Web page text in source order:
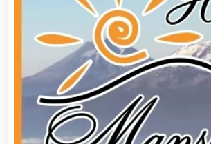
Alquiler de Trajes de Etiqueta
Alta Costura
Aluminio